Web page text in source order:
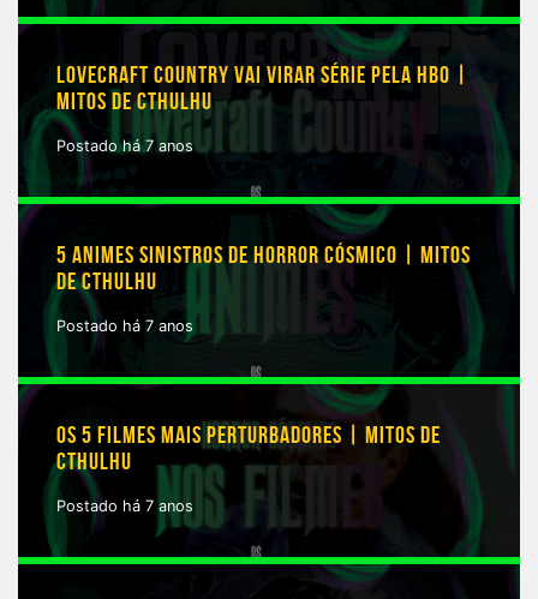
LOVECRAFT COUNTRY VAI VIRAR SÉRIE PELA HBO |
MITOS DE CTHULHU
Postado há 7 anos
5 ANIMES SINISTROS DE HORROR CÓSMICO | MITOS
DE CTHULHU
Postado há 7 anos
OS 5 FILMES MAIS PERTURBADORES | MITOS DE
CTHULHU
Postado há 7 anos